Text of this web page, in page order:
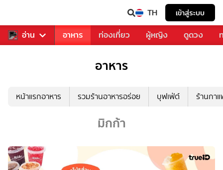
TH เข้าสู่ระบบ
อ่าน
รวงการเพลง อาหาร ท่องเที่ยว ผู้หญิง ดูดวง
อาหาร
หน้าแรกอาหาร รวมร้านอาหารอร่อย บุฟเฟ่ต์ ร้านกา
มิกก้า